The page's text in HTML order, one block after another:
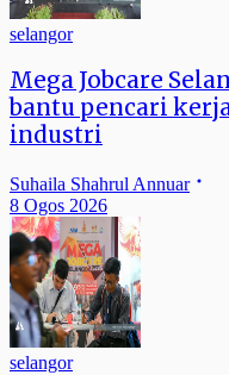
selangor
Mega Jobcare
bantu pencari
industri
Suhaila Shahrul Annuar
8 Ogos 2026
selangor